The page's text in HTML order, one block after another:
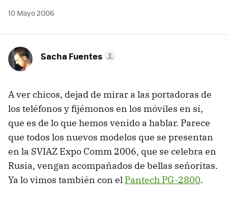
10 Mayo 2006
Sacha Fuentes
A ver chicos, dejad de mirar a las portadoras de
los teléfonos y fijémonos en los móviles en sí,
que es de lo que hemos venido a hablar. Parece
que todos los nuevos modelos que se presentan
en la SVIAZ Expo Comm 2006, que se celebra en
Rusia, vengan acompañados de bellas señoritas.
Ya lo vimos también con el Pantech PG-2800.